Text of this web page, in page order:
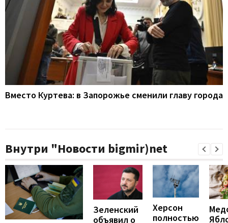
Вместо Куртева: в Запорожье сменили главу города
Внутри "Новости bigmir)net
Зеленский
объявил о
Херсон
полностью